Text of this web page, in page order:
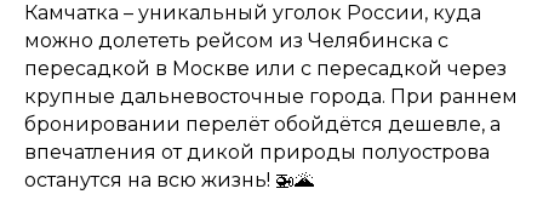
Камчатка – уникальный уголок России, куда
можно долететь рейсом из Челябинска с
пересадкой в Москве или с пересадкой через
крупные дальневосточные города. При раннем
бронировании перелёт обойдётся дешевле, а
впечатления от дикой природы полуострова
останутся на всю жизнь! 🚁🌋